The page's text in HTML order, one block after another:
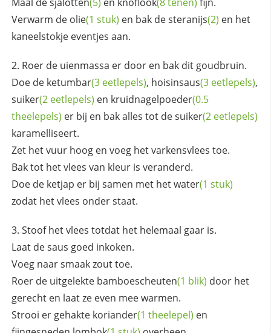
Verwarm de olie(1 stuk) en bak desteranijs(2) en het
kaneelstokje eventjes aan.
Roer de uienmassa er door en bak dit goudbruin.
Doe de ketumbar(3 eetlepels), hoisinsaus(3 eetlepels),
suiker(2 eetlepels) en kruidnagelpoeder(0.5
theelepels) er bij en bak alles tot desuiker(2 eetlepels)
karamelliseert.
Zet het vuur hoog en voeg het varkensvlees toe.
Bak tot het vlees van kleur is veranderd.
Doe de ketjap er bij samen met hetwater(1 stuk)
zodat het vlees onder staat.
Stoof het vlees totdat het helemaal gaar is.
Laat de saus goed inkoken.
Voeg naar smaak zout toe.
Roer de uitgelekte bamboescheuten(1 blik) door het
gerecht en laat ze even mee warmen.
Strooi er gehakte koriander(1 theelepel) en